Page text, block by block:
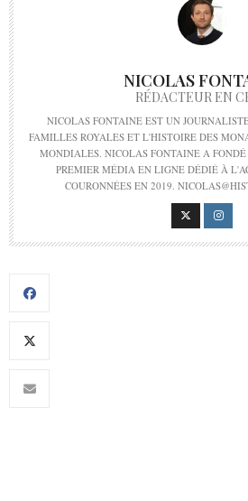
NICOLAS
RÉDACTEUR EN
NICOLAS FONTAINE EST UN
FAMILLES ROYALES ET L'HISTOIRE DES
MONDIALES. NICOLAS FONTAINE A
PREMIER MÉDIA EN LIGNE DÉDIÉ À
COURONNÉES EN 2019.